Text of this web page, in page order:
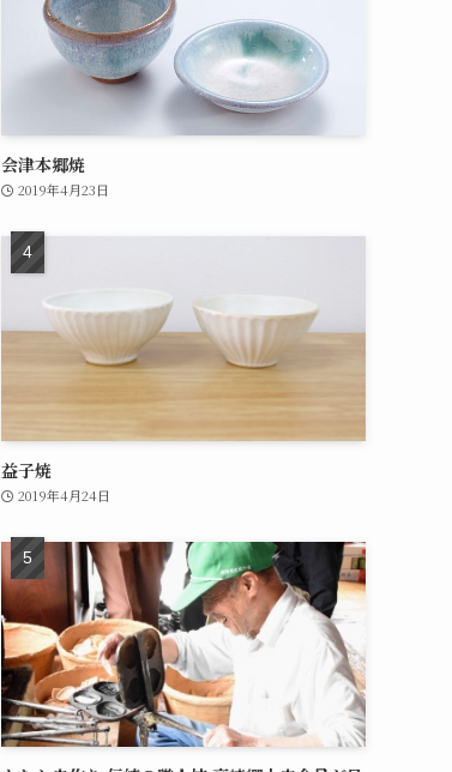
会津本郷焼
2019年4月23日
益子焼
2019年4月24日